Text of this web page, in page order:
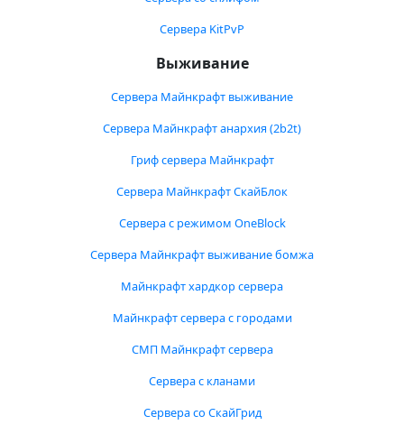
Сервера KitPvP
Выживание
Сервера Майнкрафт выживание
Сервера Майнкрафт анархия (2b2t)
Гриф сервера Майнкрафт
Сервера Майнкрафт СкайБлок
Сервера с режимом OneBlock
Сервера Майнкрафт выживание бомжа
Майнкрафт хардкор сервера
Майнкрафт сервера с городами
СМП Майнкрафт сервера
Сервера с кланами
Сервера со СкайГрид